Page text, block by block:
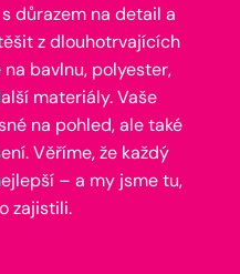
důrazem na detail a
z dlouhotrvajících
bavlnu, polyester,
materiály. Vaše
na pohled, ale také
Věříme, že každý
– a my jsme tu,
zajistili.